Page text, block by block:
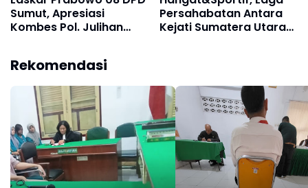
Sumut, Apresiasi
Kombes Pol. Julihan
Polda Sumut
Persahabatan Antara
Kejati Sumatera Utara
Rekomendasi